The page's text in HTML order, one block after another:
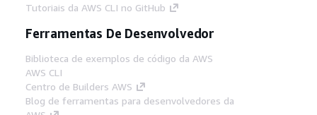
Tutoriais da AWS CLI no GitHub
Ferramentas De Desenvolvedor
Biblioteca de exemplos de código da AWS
AWS CLI
Centro de Builders AWS
Blog de ferramentas para desenvolvedores da